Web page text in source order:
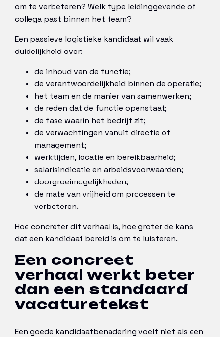
om te verbeteren? Welk type leidinggevende of
collega past binnen het team?
Een passieve logistieke kandidaat wil vaak
duidelijkheid over:
de inhoud van de functie;
de verantwoordelijkheid binnen de operatie;
het team en de manier van samenwerken;
de reden dat de functie openstaat;
de fase waarin het bedrijf zit;
de verwachtingen vanuit directie of
management;
werktijden, locatie en bereikbaarheid;
salarisindicatie en arbeidsvoorwaarden;
doorgroeimogelijkheden;
de mate van vrijheid om processen te
verbeteren.
Hoe concreter dit verhaal is, hoe groter de kans
dat een kandidaat bereid is om te luisteren.
Een concreet
verhaal werkt beter
dan een standaard
vacaturetekst
Een goede kandidaatbenadering voelt niet als een